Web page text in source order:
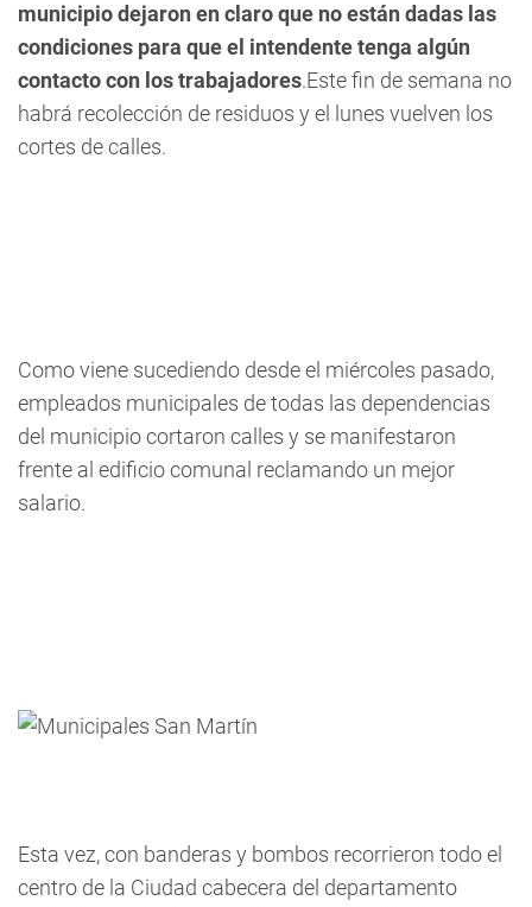
municipio dejaron en claro que no están dadas las
condiciones para que el intendente tenga algún
contacto con los trabajadores.Este fin de semana no
habrá recolección de residuos y el lunes vuelven los
cortes de calles.
Como viene sucediendo desde el miércoles pasado,
empleados municipales de todas las dependencias
del municipio cortaron calles y se manifestaron
frente al edificio comunal reclamando un mejor
salario.
Esta vez, con banderas y bombos recorrieron todo el
centro de la Ciudad cabecera del departamento